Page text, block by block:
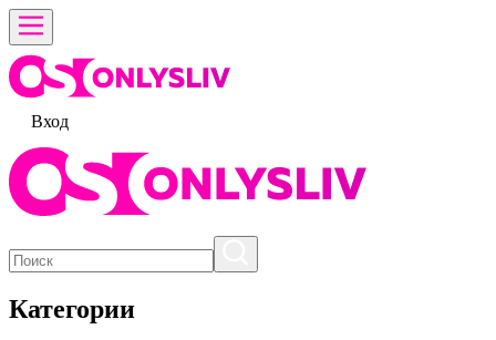
Вход
Категории